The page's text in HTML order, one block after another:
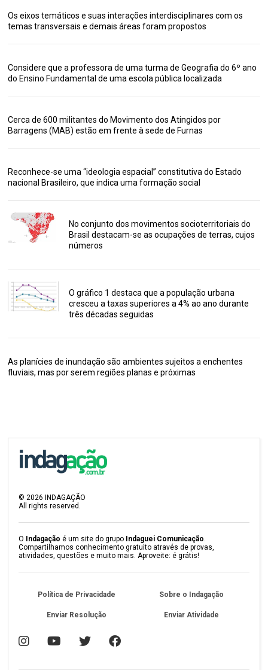
Os eixos temáticos e suas interações interdisciplinares com os
temas transversais e demais áreas foram propostos
Considere que a professora de uma turma de Geografia do 6º ano
do Ensino Fundamental de uma escola pública localizada
Cerca de 600 militantes do Movimento dos Atingidos por
Barragens (MAB) estão em frente à sede de Furnas
Reconhece-se uma “ideologia espacial” constitutiva do Estado
nacional Brasileiro, que indica uma formação social
No conjunto dos movimentos socioterritoriais do
Brasil destacam-se as ocupações de terras, cujos
números
O gráfico 1 destaca que a população urbana
cresceu a taxas superiores a 4% ao ano durante
três décadas seguidas
As planícies de inundação são ambientes sujeitos a enchentes
fluviais, mas por serem regiões planas e próximas
©2026 INDAGAÇÃO
All rights reserved.
O Indagação é um site do grupo Indaguei Comunicação.
Compartilhamos conhecimento gratuito através de provas,
atividades, questões e muito mais. Aproveite: é grátis!
Política de Privacidade Sobre o Indagação
Enviar Resolução Enviar Atividade